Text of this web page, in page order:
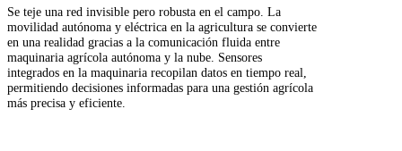
Se teje una red invisible pero robusta en el campo. La
movilidad autónoma y eléctrica en la agricultura se convierte
en una realidad gracias a la comunicación fluida entre
maquinaria agrícola autónoma y la nube. Sensores
integrados en la maquinaria recopilan datos en tiempo real,
permitiendo decisiones informadas para una gestión agrícola
más precisa y eficiente.